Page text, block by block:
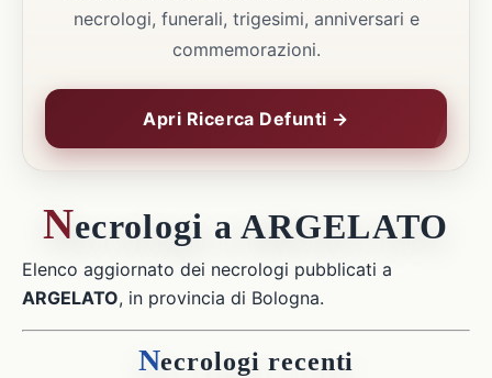
necrologi, funerali, trigesimi, anniversari e
commemorazioni.
Apri Ricerca Defunti →
Necrologi a ARGELATO
Elenco aggiornato dei necrologi pubblicati a
ARGELATO, in provincia di Bologna.
Necrologi recenti